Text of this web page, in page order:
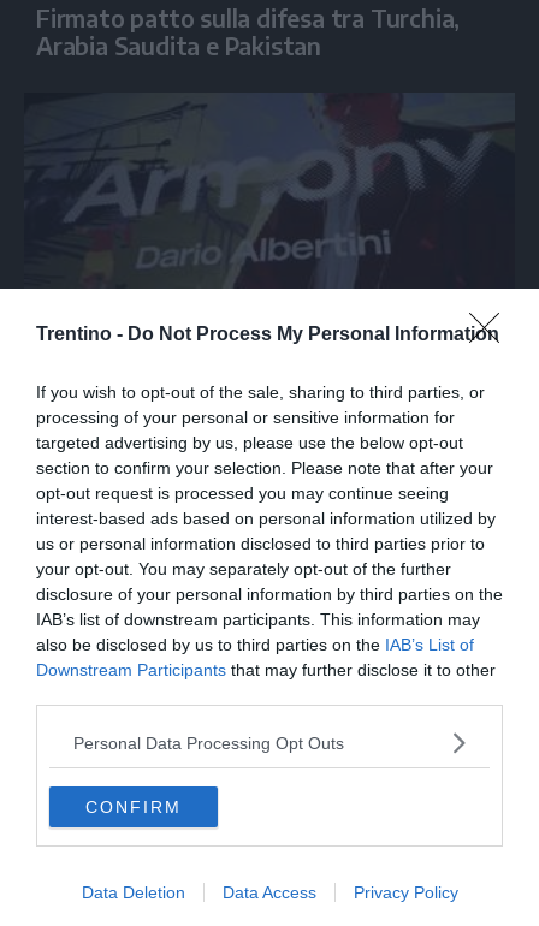
Trentino - Do Not Process My Personal Information
If you wish to opt-out of the sale, sharing to third parties, or
processing of your personal or sensitive information for
targeted advertising by us, please use the below opt-out
section to confirm your selection. Please note that after your
opt-out request is processed you may continue seeing
interest-based ads based on personal information utilized by
us or personal information disclosed to third parties prior to
your opt-out. You may separately opt-out of the further
disclosure of your personal information by third parties on the
IAB’s list of downstream participants. This information may
also be disclosed by us to third parties on the IAB’s List of
Downstream Participants that may further disclose it to other
Personal Data Processing Opt Outs
CONFIRM
Data Deletion Data Access Privacy Policy
Firmato patto sulla difesa tra Turchia,
Arabia Saudita e Pakistan
Armony, Mastandrea diretto da Albertini
presenta la sua famiglia diversa ma felice
Joni Sighvatsson: "Il cinema italiano ha
disegnato la mia visione del mondo e del
cinema"